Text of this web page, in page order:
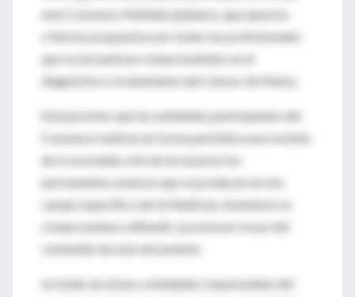
este Consenso Multidisciplinario, que aúna los
criterios propuestos por todos los profesionales
que se encuentran comprometidos en el
diagnóstico y tratamiento del Cáncer de Mama.
Está previsto que las entidades participantes del
Consenso realicen en forma periódica una revisión
de lo acordado a fin de incorporar los
permanentes avances que se producen en ese
campo específico de la Medicina. Asimismo se
comprometen a difundir y promover el uso del
contenido de este documento
en todas las áreas y entidades responsables del